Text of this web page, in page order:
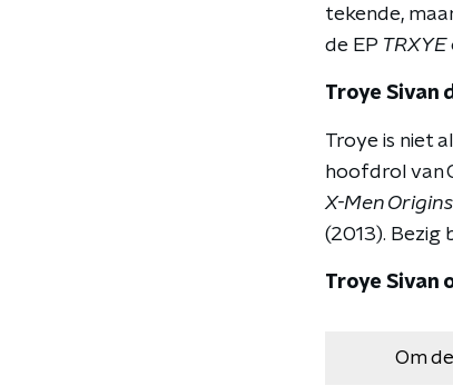
tekende,
de EP TRXYE
Troye Sivan
Troye is niet
hoofdrol van
X-Men
(2013). Bezig
Troye Sivan
Om